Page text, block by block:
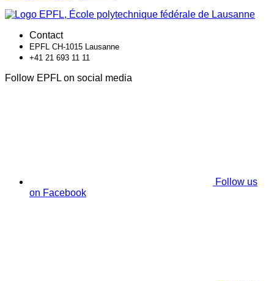
Contact
EPFL CH-1015 Lausanne
+41 21 693 11 11
Follow EPFL on social media
Follow us
on Facebook